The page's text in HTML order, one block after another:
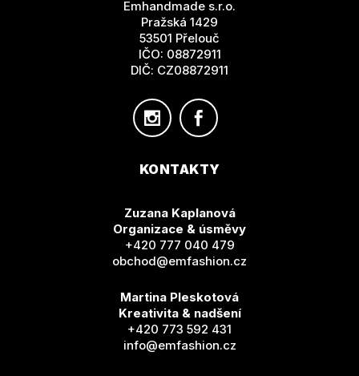
Emhandmade s.r.o.
Pražská 1429
53501 Přelouč
IČO: 08872911
DIČ: CZ08872911
KONTAKTY
Zuzana Kaplanová
Organizace & úsměvy
+420 777 040 479
obchod@emfashion.cz
Martina Pleskotová
Kreativita & nadšení
+420 773 592 431
info@emfashion.cz